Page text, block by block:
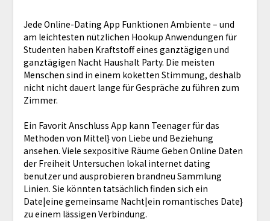
Jede Online-Dating App Funktionen Ambiente – und
am leichtesten nützlichen Hookup Anwendungen für
Studenten haben Kraftstoff eines ganztägigen und
ganztägigen Nacht Haushalt Party. Die meisten
Menschen sind in einem koketten Stimmung, deshalb
nicht nicht dauert lange für Gespräche zu führen zum
Zimmer.
Ein Favorit Anschluss App kann Teenager für das
Methoden von Mittel} von Liebe und Beziehung
ansehen. Viele sexpositive Räume Geben Online Daten
der Freiheit Untersuchen lokal internet dating
benutzer und ausprobieren brandneu Sammlung
Linien. Sie könnten tatsächlich finden sich ein
Date|eine gemeinsame Nacht|ein romantisches Date}
zu einem lässigen Verbindung.